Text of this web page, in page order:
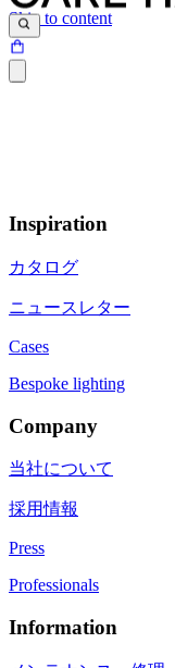
Skip to content
Inspiration
カタログ
ニュースレター
Cases
Bespoke lighting
Company
当社について
採用情報
Press
Professionals
Information